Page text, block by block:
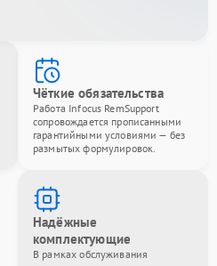
Чёткие обязательства
Работа Infocus RemSupport
сопровождается прописанными
гарантийными условиями — без
размытых формулировок.
Надёжные
комплектующие
В рамках обслуживания